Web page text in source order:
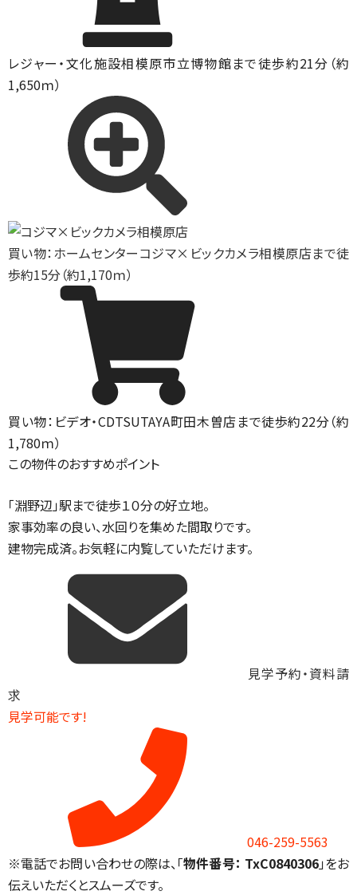
レジャー・文化施設相模原市立博物館まで徒歩約21分（約
1,650ｍ）
買い物：ホームセンターコジマ×ビックカメラ相模原店まで徒
歩約15分（約1,170ｍ）
買い物：ビデオ・CDTSUTAYA町田木曽店まで徒歩約22分（約
1,780ｍ）
この物件のおすすめポイント
「淵野辺」駅まで徒歩１０分の好立地。
家事効率の良い、水回りを集めた間取りです。
建物完成済。お気軽に内覧していただけます。
見学予約・資料請
求
見学可能です!
046-259-5563
※電話でお問い合わせの際は、「物件番号： TxC0840306」をお
伝えいただくとスムーズです。